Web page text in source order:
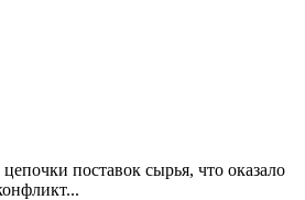
поставок сырья, что оказало